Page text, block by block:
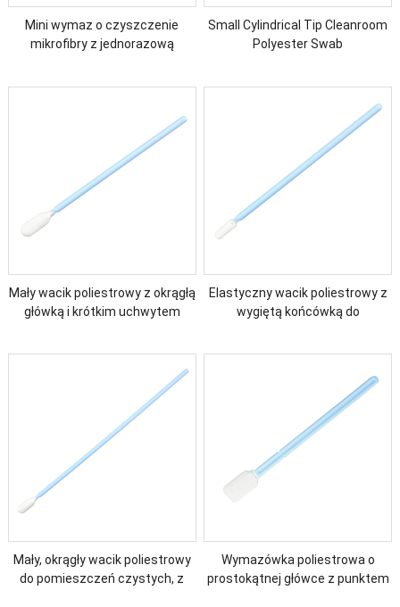
Mini wymaz o czyszczenie
mikrofibry z jednorazową
Small Cylindrical Tip Cleanroom
Polyester Swab
Mały wacik poliestrowy z okrągłą
główką i krótkim uchwytem
Elastyczny wacik poliestrowy z
wygiętą końcówką do
Mały, okrągły wacik poliestrowy
do pomieszczeń czystych, z
Wymazówka poliestrowa o
prostokątnej główce z punktem